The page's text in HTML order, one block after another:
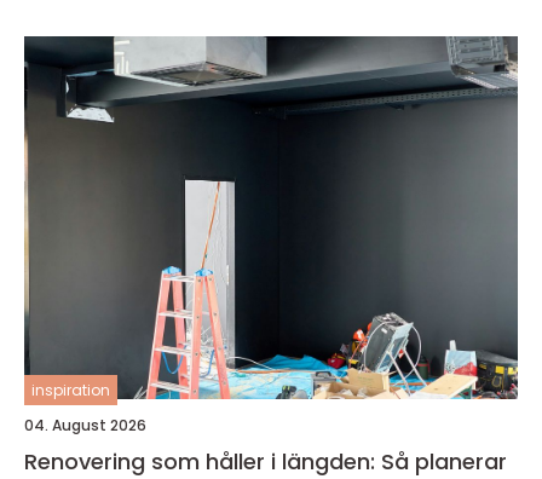
inspiration
04. August 2026
Renovering som håller i längden: Så planerar